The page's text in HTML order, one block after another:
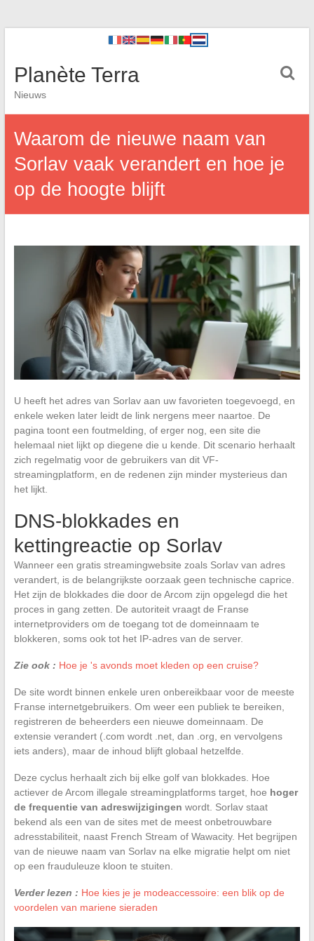
Planète Terra
Nieuws
Waarom de nieuwe naam van
Sorlav vaak verandert en hoe je
op de hoogte blijft
U heeft het adres van Sorlav aan uw favorieten toegevoegd, en
enkele weken later leidt de link nergens meer naartoe. De
pagina toont een foutmelding, of erger nog, een site die
helemaal niet lijkt op diegene die u kende. Dit scenario herhaalt
zich regelmatig voor de gebruikers van dit VF-
streamingplatform, en de redenen zijn minder mysterieus dan
het lijkt.
DNS-blokkades en
kettingreactie op Sorlav
Wanneer een gratis streamingwebsite zoals Sorlav van adres
verandert, is de belangrijkste oorzaak geen technische caprice.
Het zijn de blokkades die door de Arcom zijn opgelegd die het
proces in gang zetten. De autoriteit vraagt de Franse
internetproviders om de toegang tot de domeinnaam te
blokkeren, soms ook tot het IP-adres van de server.
Zie ook : Hoe je 's avonds moet kleden op een cruise?
De site wordt binnen enkele uren onbereikbaar voor de meeste
Franse internetgebruikers. Om weer een publiek te bereiken,
registreren de beheerders een nieuwe domeinnaam. De
extensie verandert (.com wordt .net, dan .org, en vervolgens
iets anders), maar de inhoud blijft globaal hetzelfde.
Deze cyclus herhaalt zich bij elke golf van blokkades. Hoe
actiever de Arcom illegale streamingplatforms target, hoe hoger
de frequentie van adreswijzigingen wordt. Sorlav staat
bekend als een van de sites met de meest onbetrouwbare
adresstabiliteit, naast French Stream of Wawacity. Het begrijpen
van de nieuwe naam van Sorlav na elke migratie helpt om niet
op een frauduleuze kloon te stuiten.
Verder lezen : Hoe kies je je modeaccessoire: een blik op de
voordelen van mariene sieraden